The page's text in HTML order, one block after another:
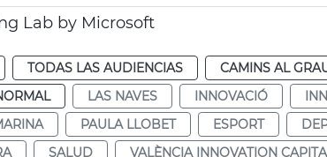
Lab by Microsoft
TODAS LAS AUDIENCIAS CAMINS AL
LAS NAVES INNOVACIÓ
PAULA LLOBET ESPORT
SALUD VALÈNCIA INNOVATION